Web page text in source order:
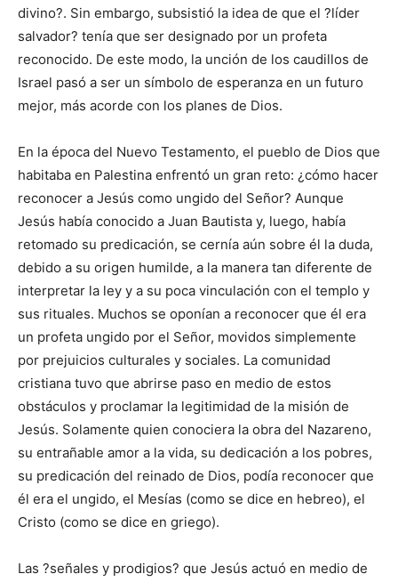
divino?. Sin embargo, subsistió la idea de que el ?líder
salvador? tenía que ser designado por un profeta
reconocido. De este modo, la unción de los caudillos de
Israel pasó a ser un símbolo de esperanza en un futuro
mejor, más acorde con los planes de Dios.
En la época del Nuevo Testamento, el pueblo de Dios que
habitaba en Palestina enfrentó un gran reto: ¿cómo hacer
reconocer a Jesús como ungido del Señor? Aunque
Jesús había conocido a Juan Bautista y, luego, había
retomado su predicación, se cernía aún sobre él la duda,
debido a su origen humilde, a la manera tan diferente de
interpretar la ley y a su poca vinculación con el templo y
sus rituales. Muchos se oponían a reconocer que él era
un profeta ungido por el Señor, movidos simplemente
por prejuicios culturales y sociales. La comunidad
cristiana tuvo que abrirse paso en medio de estos
obstáculos y proclamar la legitimidad de la misión de
Jesús. Solamente quien conociera la obra del Nazareno,
su entrañable amor a la vida, su dedicación a los pobres,
su predicación del reinado de Dios, podía reconocer que
él era el ungido, el Mesías (como se dice en hebreo), el
Cristo (como se dice en griego).
Las ?señales y prodigios? que Jesús actuó en medio de